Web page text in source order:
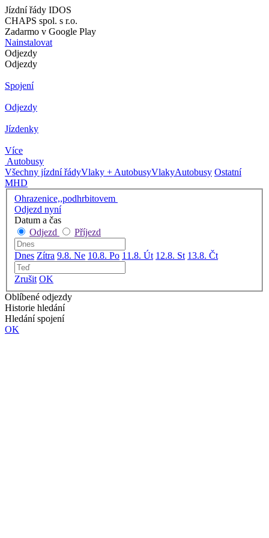
Jízdní řády IDOS
CHAPS spol. s r.o.
Zadarmo v Google Play
Nainstalovat
Odjezdy
Odjezdy
Spojení
Odjezdy
Jízdenky
Více
Autobusy
Všechny jízdní řádyVlaky + AutobusyVlakyAutobusy Ostatní
MHD
Ohrazenice,,podhrbitovem
Odjezd nyní
Datum a čas
Odjezd
Příjezd
Dnes Zítra 9.8. Ne 10.8. Po 11.8. Út 12.8. St 13.8. Čt
Zrušit OK
Oblíbené odjezdy
Historie hledání
Hledání spojení
OK